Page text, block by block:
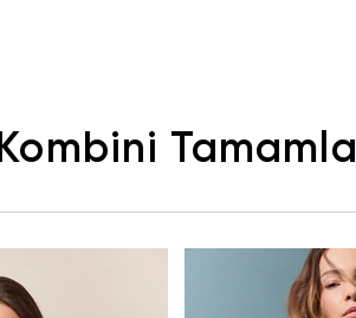
Kombini Tamamla